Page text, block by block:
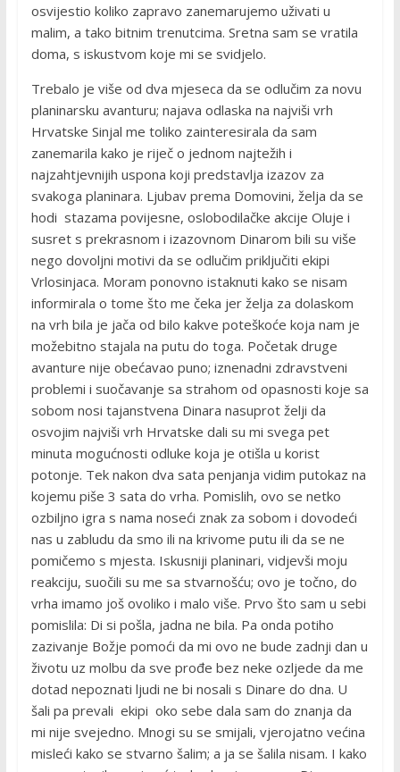
osvijestio koliko zapravo zanemarujemo uživati u
malim, a tako bitnim trenutcima. Sretna sam se vratila
doma, s iskustvom koje mi se svidjelo.
Trebalo je više od dva mjeseca da se odlučim za novu
planinarsku avanturu; najava odlaska na najviši vrh
Hrvatske Sinjal me toliko zainteresirala da sam
zanemarila kako je riječ o jednom najtežih i
najzahtjevnijih uspona koji predstavlja izazov za
svakoga planinara. Ljubav prema Domovini, želja da se
hodi stazama povijesne, oslobodilačke akcije Oluje i
susret s prekrasnom i izazovnom Dinarom bili su više
nego dovoljni motivi da se odlučim priključiti ekipi
Vrlosinjaca. Moram ponovno istaknuti kako se nisam
informirala o tome što me čeka jer želja za dolaskom
na vrh bila je jača od bilo kakve poteškoće koja nam je
možebitno stajala na putu do toga. Početak druge
avanture nije obećavao puno; iznenadni zdravstveni
problemi i suočavanje sa strahom od opasnosti koje sa
sobom nosi tajanstvena Dinara nasuprot želji da
osvojim najviši vrh Hrvatske dali su mi svega pet
minuta mogućnosti odluke koja je otišla u korist
potonje. Tek nakon dva sata penjanja vidim putokaz na
kojemu piše 3 sata do vrha. Pomislih, ovo se netko
ozbiljno igra s nama noseći znak za sobom i dovodeći
nas u zabludu da smo ili na krivome putu ili da se ne
pomičemo s mjesta. Iskusniji planinari, vidjevši moju
reakciju, suočili su me sa stvarnošću; ovo je točno, do
vrha imamo još ovoliko i malo više. Prvo što sam u sebi
pomislila: Di si pošla, jadna ne bila. Pa onda potiho
zazivanje Božje pomoći da mi ovo ne bude zadnji dan u
životu uz molbu da sve prođe bez neke ozljede da me
dotad nepoznati ljudi ne bi nosali s Dinare do dna. U
šali pa prevali ekipi oko sebe dala sam do znanja da
mi nije svejedno. Mnogi su se smijali, vjerojatno većina
misleći kako se stvarno šalim; a ja se šalila nisam. I kako